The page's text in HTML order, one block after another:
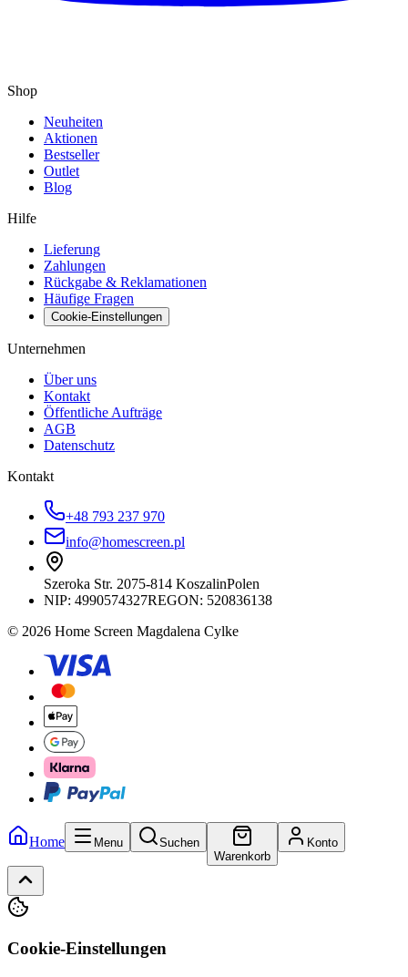
Shop
Neuheiten
Aktionen
Bestseller
Outlet
Blog
Hilfe
Lieferung
Zahlungen
Rückgabe & Reklamationen
Häufige Fragen
Cookie-Einstellungen
Unternehmen
Über uns
Kontakt
Öffentliche Aufträge
AGB
Datenschutz
Kontakt
+48 793 237 970
info@homescreen.pl
Szeroka Str. 2075-814 KoszalinPolen
NIP: 4990574327REGON: 520836138
© 2026 Home Screen Magdalena Cylke
Home Menu
Suchen
Warenkorb
Konto
Cookie-Einstellungen